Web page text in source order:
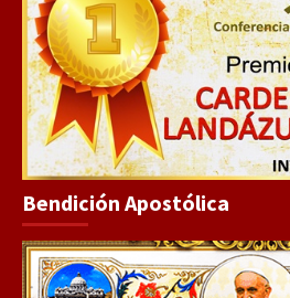
Bendición Apostólica